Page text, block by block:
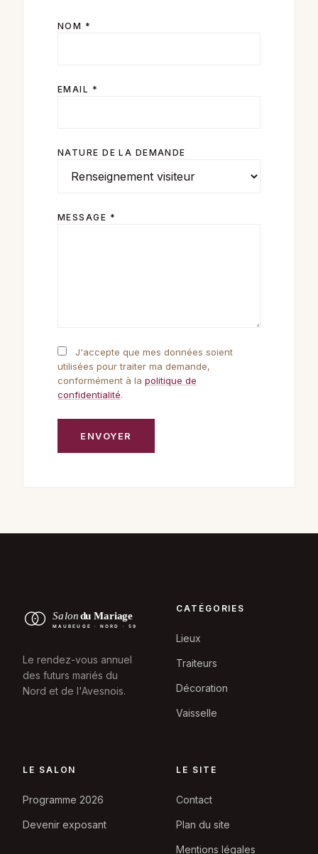
NOM *
EMAIL *
NATURE DE LA DEMANDE
MESSAGE *
J'accepte que mes données soient
utilisées pour traiter ma demande,
conformément à la politique de
confidentialité.
ENVOYER
Le rendez-vous annuel
des futurs mariés du
Nord et de l'Avesnois.
CATÉGORIES
Lieux
Traiteurs
Décoration
Vaisselle
LE SALON
Programme 2026
Devenir exposant
LE SITE
Contact
Plan du site
Mentions légales